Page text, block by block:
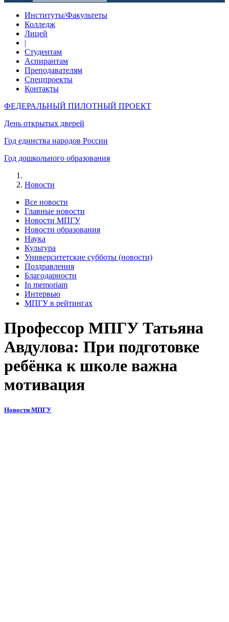
Институты/Факультеты
Колледж
Лицей
|
Студентам
Аспирантам
Преподавателям
Спецпроекты
Контакты
ФЕДЕРАЛЬНЫЙ ПИЛОТНЫЙ ПРОЕКТ
День открытых дверей
Год единства народов России
Год дошкольного образования
Новости
Все новости
Главные новости
Новости МПГУ
Новости образования
Наука
Культура
Университетские субботы (новости)
Поздравления
Благодарности
In memoriam
Интервью
МПГУ в рейтингах
Профессор МПГУ Татьяна
Авдулова: При подготовке
ребёнка к школе важна
мотивация
Новости МПГУ